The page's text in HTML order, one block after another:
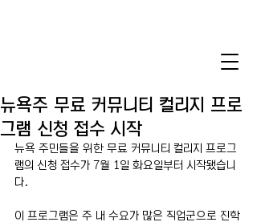
뉴욕주 무료 커뮤니티 컬리지 프로
그램 신청 접수 시작
뉴욕 주민들을 위한 무료 커뮤니티 컬리지 프로그
램의 신청 접수가 7월 1일 화요일부터 시작됐습니
다.
이 프로그램은 주 내 수요가 많은 직업군으로 진학